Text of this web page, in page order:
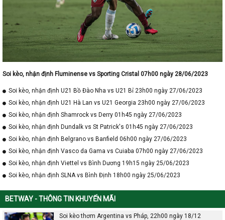
Soi kèo, nhận định Fluminense vs Sporting Cristal 07h00 ngày 28/06/2023
Soi kèo, nhận định U21 Bồ Đào Nha vs U21 Bỉ 23h00 ngày 27/06/2023
Soi kèo, nhận định U21 Hà Lan vs U21 Georgia 23h00 ngày 27/06/2023
Soi kèo, nhận định Shamrock vs Derry 01h45 ngày 27/06/2023
Soi kèo, nhận định Dundalk vs St Patrick's 01h45 ngày 27/06/2023
Soi kèo, nhận định Belgrano vs Banfield 06h00 ngày 27/06/2023
Soi kèo, nhận định Vasco da Gama vs Cuiaba 07h00 ngày 27/06/2023
Soi kèo, nhận định Viettel vs Bình Dương 19h15 ngày 25/06/2023
Soi kèo, nhận định SLNA vs Bình Định 18h00 ngày 25/06/2023
BETWAY - THÔNG TIN KHUYẾN MÃI
Soi kèo thơm Argentina vs Pháp, 22h00 ngày 18/12